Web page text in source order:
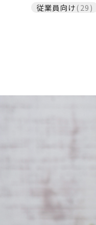
従業員向け(29)